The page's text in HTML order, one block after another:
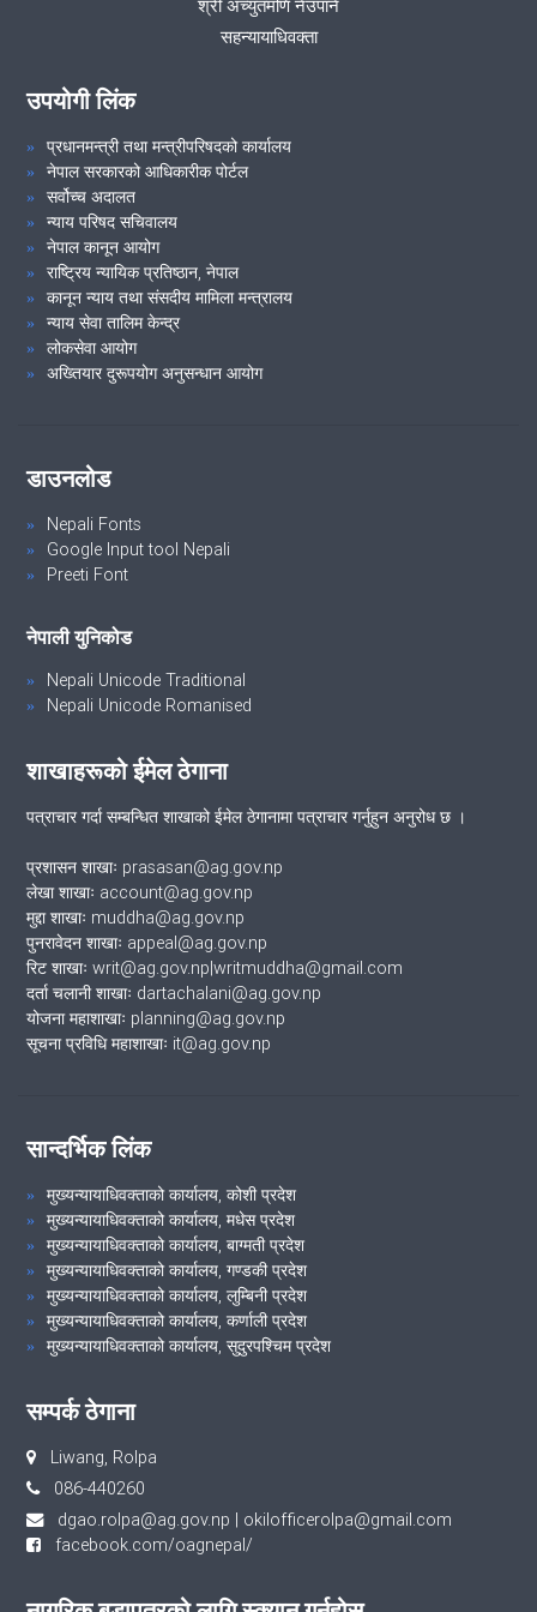
श्री अच्युतमणि नेउपाने
सहन्यायाधिवक्ता
उपयोगी लिंक
प्रधानमन्त्री तथा मन्त्रीपरिषदको कार्यालय
नेपाल सरकारको आधिकारीक पोर्टल
सर्वोच्च अदालत
न्याय परिषद सचिवालय
नेपाल कानून आयोग
राष्ट्रिय न्यायिक प्रतिष्ठान, नेपाल
कानून न्याय तथा संसदीय मामिला मन्त्रालय
न्याय सेवा तालिम केन्द्र
लोकसेवा आयोग
अख्तियार दुरूपयोग अनुसन्धान आयोग
डाउनलोड
Nepali Fonts
Google Input tool Nepali
Preeti Font
नेपाली युनिकोड
Nepali Unicode Traditional
Nepali Unicode Romanised
शाखाहरूको ईमेल ठेगाना
पत्राचार गर्दा सम्बन्धित शाखाको ईमेल ठेगानामा पत्राचार गर्नुहुन अनुरोध छ ।
प्रशासन शाखाः prasasan@ag.gov.np
लेखा शाखाः account@ag.gov.np
मुद्दा शाखाः muddha@ag.gov.np
पुनरावेदन शाखाः appeal@ag.gov.np
रिट शाखाः writ@ag.gov.np|writmuddha@gmail.com
दर्ता चलानी शाखाः dartachalani@ag.gov.np
योजना महाशाखाः planning@ag.gov.np
सूचना प्रविधि महाशाखाः it@ag.gov.np
सान्दर्भिक लिंक
मुख्यन्यायाधिवक्ताको कार्यालय, कोशी प्रदेश
मुख्यन्यायाधिवक्ताको कार्यालय, मधेस प्रदेश
मुख्यन्यायाधिवक्ताको कार्यालय, बाग्मती प्रदेश
मुख्यन्यायाधिवक्ताको कार्यालय, गण्डकी प्रदेश
मुख्यन्यायाधिवक्ताको कार्यालय, लुम्बिनी प्रदेश
मुख्यन्यायाधिवक्ताको कार्यालय, कर्णाली प्रदेश
मुख्यन्यायाधिवक्ताको कार्यालय, सुदुरपश्चिम प्रदेश
सम्पर्क ठेगाना
Liwang, Rolpa
086-440260
dgao.rolpa@ag.gov.np | okilofficerolpa@gmail.com
facebook.com/oagnepal/